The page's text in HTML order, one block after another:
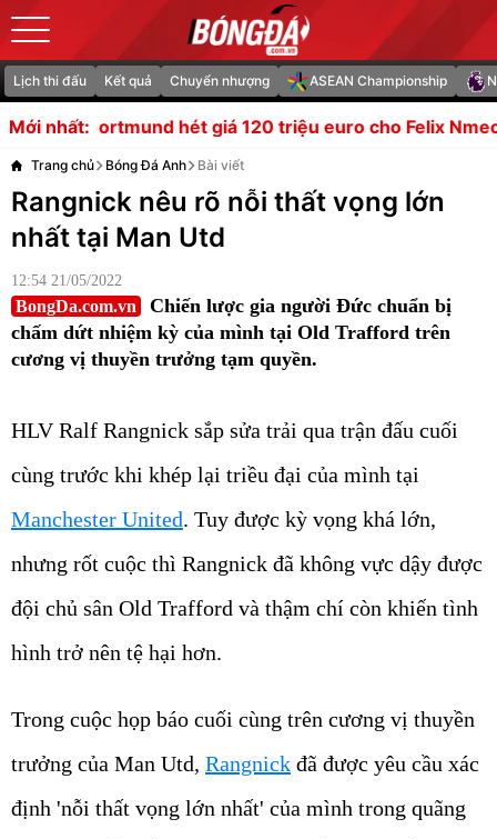
Lịch thi đấu Kết quả Chuyển nhượng ASEAN Championship
Mới nhất:
hét giá 120 triệu euro cho Felix Nmecha Xuất hiện 3
Trang chủ Bóng Đá Anh Bài viết
Rangnick nêu rõ nỗi thất vọng lớn
nhất tại Man Utd
12:54 21/05/2022
BongDa.com.vn
Chiến lược gia người Đức chuẩn bị
chấm dứt nhiệm kỳ của mình tại Old Trafford trên
cương vị thuyền trưởng tạm quyền.
HLV Ralf Rangnick sắp sửa trải qua trận đấu cuối
cùng trước khi khép lại triều đại của mình tại
Manchester United. Tuy được kỳ vọng khá lớn,
nhưng rốt cuộc thì Rangnick đã không vực dậy được
đội chủ sân Old Trafford và thậm chí còn khiến tình
hình trở nên tệ hại hơn.
Trong cuộc họp báo cuối cùng trên cương vị thuyền
trưởng của Man Utd, Rangnick đã được yêu cầu xác
định 'nỗi thất vọng lớn nhất' của mình trong quãng